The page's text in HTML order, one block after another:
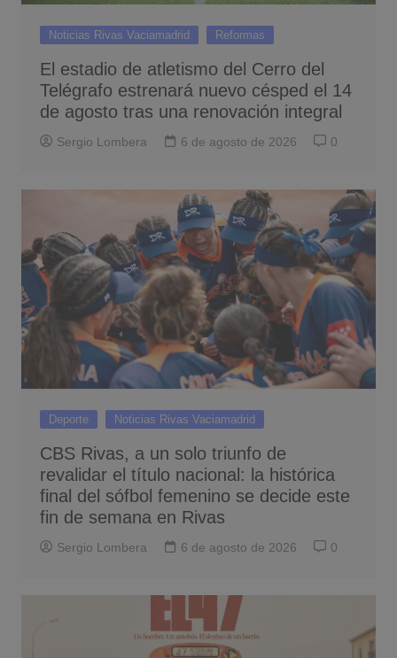
Noticias Rivas Vaciamadrid Reformas
El estadio de atletismo del Cerro del
Telégrafo estrenará nuevo césped el 14
de agosto tras una renovación integral
Sergio Lombera 6 de agosto de 2026 0
Deporte Noticias Rivas Vaciamadrid
CBS Rivas, a un solo triunfo de
revalidar el título nacional: la histórica
final del sófbol femenino se decide este
fin de semana en Rivas
Sergio Lombera 6 de agosto de 2026 0